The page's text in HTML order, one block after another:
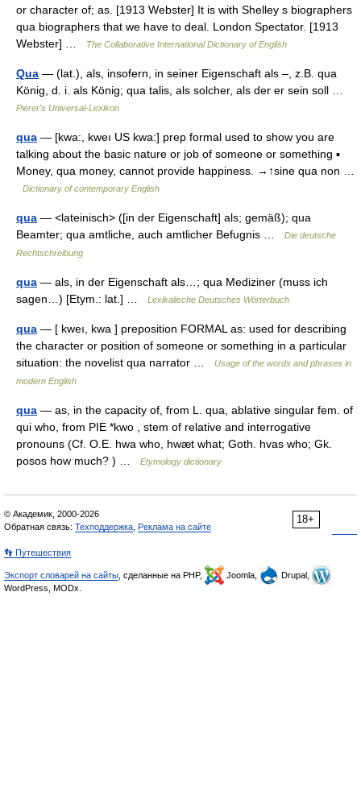
or character of; as. [1913 Webster] It is with Shelley s biographers
qua biographers that we have to deal. London Spectator. [1913
Webster] …
The Collaborative International Dictionary of English
Qua — (lat.), als, insofern, in seiner Eigenschaft als –, z.B. qua
König, d. i. als König; qua talis, als solcher, als der er sein soll …
Pierer's Universal-Lexikon
qua — [kwa:, kweı US kwa:] prep formal used to show you are
talking about the basic nature or job of someone or something ▪
Money, qua money, cannot provide happiness. →↑sine qua non …
Dictionary of contemporary English
qua — <lateinisch> ([in der Eigenschaft] als; gemäß); qua
Beamter; qua amtliche, auch amtlicher Befugnis …
Die deutsche
Rechtschreibung
qua — als, in der Eigenschaft als…; qua Mediziner (muss ich
sagen…) [Etym.: lat.] …
Lexikalische Deutsches Wörterbuch
qua — [ kweı, kwa ] preposition FORMAL as: used for describing
the character or position of someone or something in a particular
situation: the novelist qua narrator …
Usage of the words and phrases in
modern English
qua — as, in the capacity of, from L. qua, ablative singular fem. of
qui who, from PIE *kwo , stem of relative and interrogative
pronouns (Cf. O.E. hwa who, hwæt what; Goth. hvas who; Gk.
posos how much? ) …
Etymology dictionary
18+
© Академик, 2000-2026
Обратная связь: Техподдержка Реклама на сайте
👣 Путешествия
Экспорт словарей на сайты , сделанные на PHP, Joomla,
Drupal,
WordPress, MODx.